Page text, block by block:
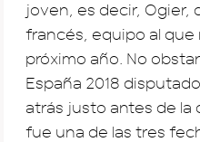
joven, es decir, Ogier,
francés, equipo al que
próximo año. No
España 2018
atrás justo antes de la
fue una de las tres